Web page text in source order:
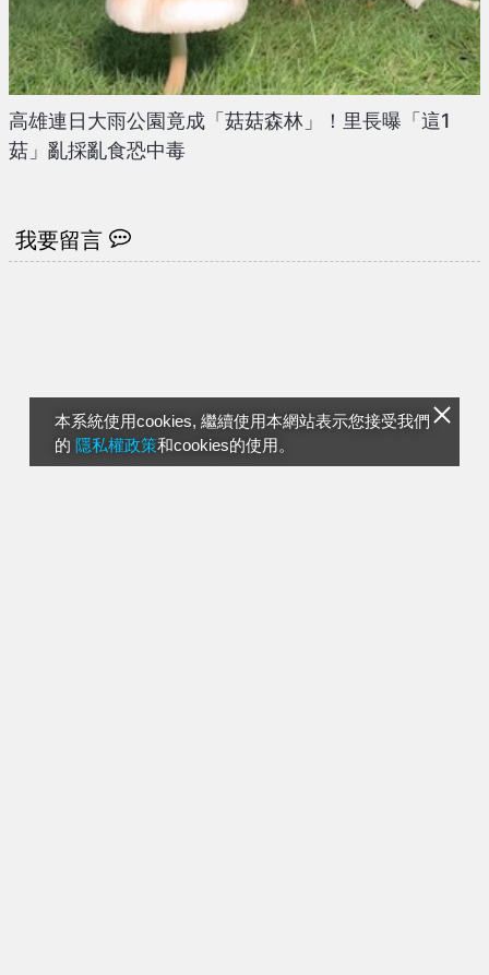
本系統使用cookies, 繼續使用本網站表示您接受我們
的 隱私權政策和cookies的使用。
高雄連日大雨公園竟成「菇菇森林」！里長曝「這1
菇」亂採亂食恐中毒
我要留言